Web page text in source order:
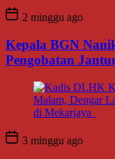
2 minggu ago
Kepala BGN
Pengobatan
3 minggu ago